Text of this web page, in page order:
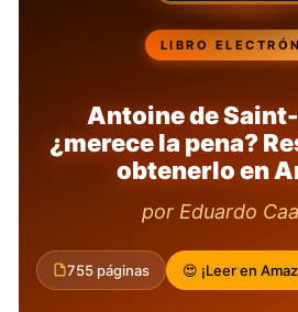
LIBRO
Antoine de
¿merece la pena?
obtenerlo en
por Eduardo
755 páginas 😍 ¡Leer en